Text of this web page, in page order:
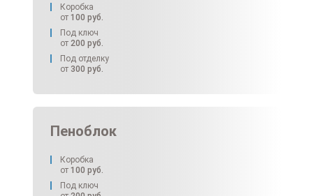
Коробка
от 100 руб.
Под ключ
от 200 руб.
Под отделку
от 300 руб.
Пеноблок
Коробка
от 100 руб.
Под ключ